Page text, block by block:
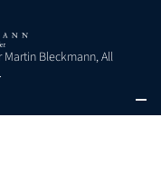
Bleckmann, All